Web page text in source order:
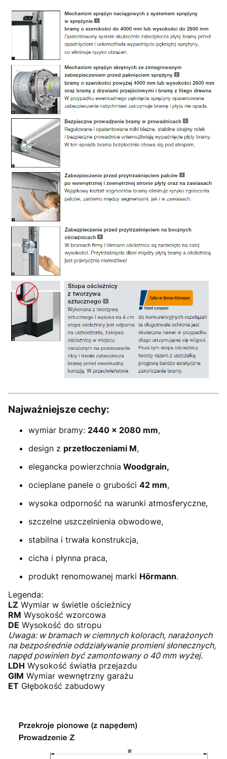
Najważniejsze cechy:
wymiar bramy: 2440 × 2080 mm,
design z przetłoczeniami M,
elegancka powierzchnia Woodgrain,
ocieplane panele o grubości 42 mm,
wysoka odporność na warunki atmosferyczne,
szczelne uszczelnienia obwodowe,
stabilna i trwała konstrukcja,
cicha i płynna praca,
produkt renomowanej marki Hörmann.
Legenda:
LZ Wymiar w świetle ościeżnicy
RM Wysokość wzorcowa
DE Wysokość do stropu
Uwaga: w bramach w ciemnych kolorach, narażonych
na bezpośrednie oddziaływanie promieni słonecznych,
napęd powinien być zamontowany o 40 mm wyżej.
LDH Wysokość światła przejazdu
GIM Wymiar wewnętrzny garażu
ET Głębokość zabudowy